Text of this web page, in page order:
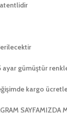
ayar gümüştür
kargo
SAYFAMIZDA